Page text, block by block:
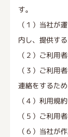
す。
（１）当社が
内し、提供す
（２）ご利用
（３）ご利用
連絡をするため
（４）利用規
（５）ご利用
（６）当社が